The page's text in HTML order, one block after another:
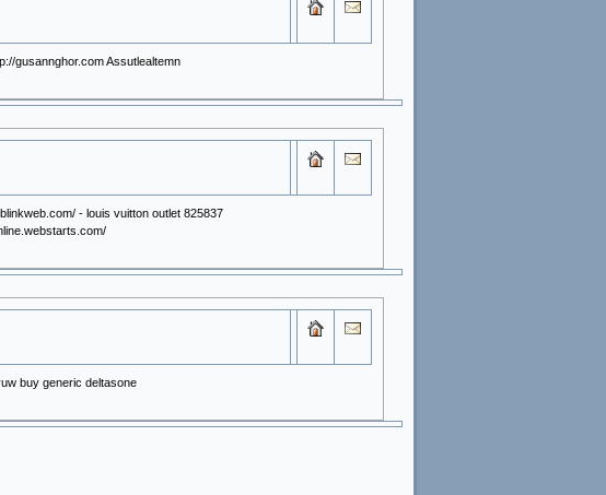
gusannghor.com Assutlealtemn
- louis vuitton outlet 825837
buy generic deltasone